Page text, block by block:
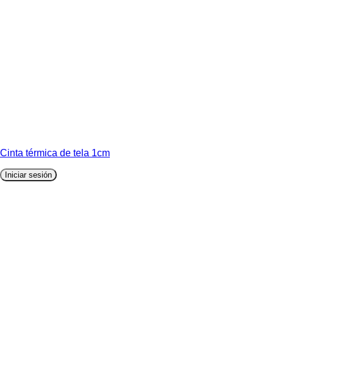
Cinta térmica de tela 1cm
Iniciar sesión